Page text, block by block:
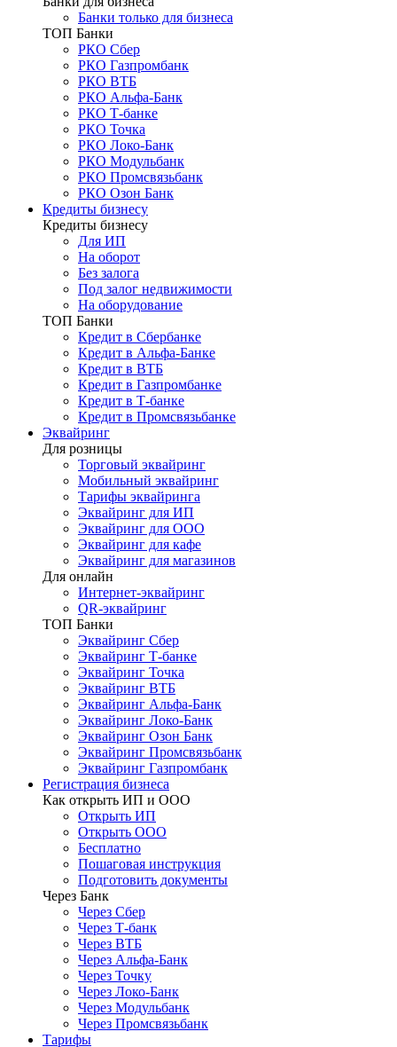
Банки только для бизнеса
ТОП Банки
РКО Сбер
РКО Газпромбанк
РКО ВТБ
РКО Альфа-Банк
РКО Т-банке
РКО Точка
РКО Локо-Банк
РКО Модульбанк
РКО Промсвязьбанк
РКО Озон Банк
Кредиты бизнесу
Кредиты бизнесу
Для ИП
На оборот
Без залога
Под залог недвижимости
На оборудование
ТОП Банки
Кредит в Сбербанке
Кредит в Альфа-Банке
Кредит в ВТБ
Кредит в Газпромбанке
Кредит в Т-банке
Кредит в Промсвязьбанке
Эквайринг
Для розницы
Торговый эквайринг
Мобильный эквайринг
Тарифы эквайринга
Эквайринг для ИП
Эквайринг для ООО
Эквайринг для кафе
Эквайринг для магазинов
Для онлайн
Интернет-эквайринг
QR-эквайринг
ТОП Банки
Эквайринг Сбер
Эквайринг Т-банке
Эквайринг Точка
Эквайринг ВТБ
Эквайринг Альфа-Банк
Эквайринг Локо-Банк
Эквайринг Озон Банк
Эквайринг Промсвязьбанк
Эквайринг Газпромбанк
Регистрация бизнеса
Как открыть ИП и ООО
Открыть ИП
Открыть ООО
Бесплатно
Пошаговая инструкция
Подготовить документы
Через Банк
Через Сбер
Через Т-банк
Через ВТБ
Через Альфа-Банк
Через Точку
Через Локо-Банк
Через Модульбанк
Через Промсвязьбанк
Тарифы